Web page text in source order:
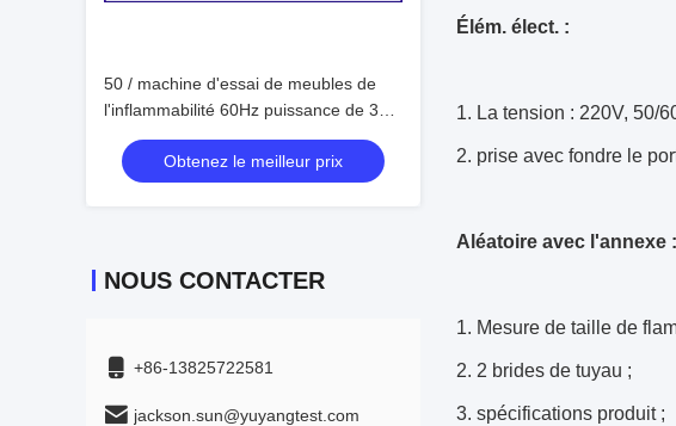
50 / machine d'essai de meubles de
l'inflammabilité 60Hz puissance de 3
phases
Obtenez le meilleur prix
NOUS CONTACTER
+86-13825722581
jackson.sun@yuyangtest.com
Élém. élect. :
1. La tension : 220V, 50/
2. prise avec fondre le
Aléatoire avec l'annexe :
1. Mesure de taille de
2. 2 brides de tuyau ;
3. spécifications produit ;